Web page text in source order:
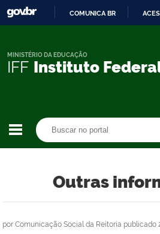
COMUNICA BR
IFF Instituto
MINISTÉRIO DA EDUCAÇÃO
Outras
por Comunicação Social da Reitoria publicado